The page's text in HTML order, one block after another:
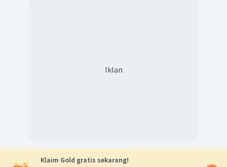
Iklan
Klaim Gold gratis sekarang!